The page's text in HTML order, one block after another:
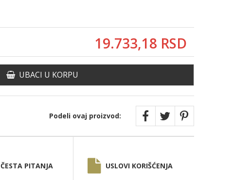
19.733,18 RSD
UBACI U KORPU
Podeli ovaj proizvod:
ČESTA PITANJA USLOVI KORIŠĆENJA